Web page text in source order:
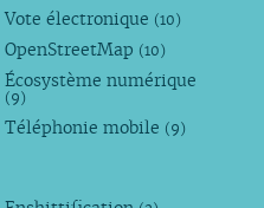
Vote électronique (10)
OpenStreetMap (10)
Écosystème numérique
(9)
Téléphonie mobile (9)